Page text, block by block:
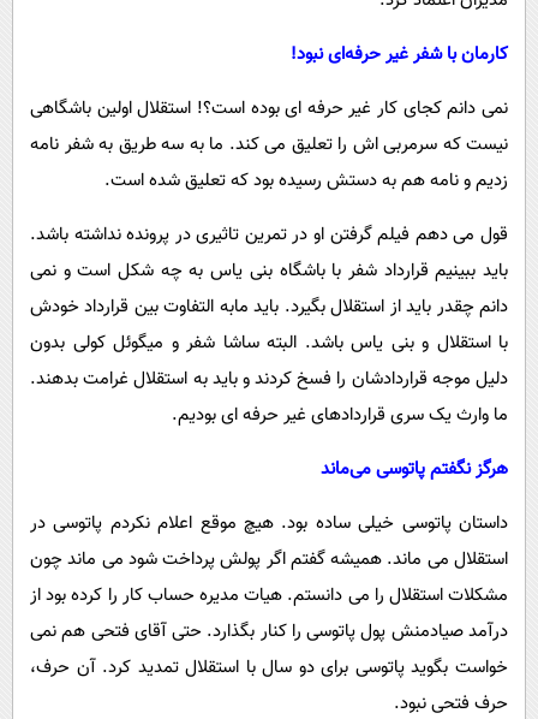
کارمان با شفر غیر حرفه‌ای نبود!
نمی دانم کجای کار غیر حرفه ای بوده است؟! استقلال اولین باشگاهی
نیست که سرمربی اش را تعلیق می کند. ما به سه طریق به شفر نامه
زدیم و نامه هم به دستش رسیده بود که تعلیق شده است.
قول می دهم فیلم گرفتن او در تمرین تاثیری در پرونده نداشته باشد.
باید ببینیم قرارداد شفر با باشگاه بنی یاس به چه شکل است و نمی
دانم چقدر باید از استقلال بگیرد. باید مابه التفاوت بین قرارداد خودش
با استقلال و بنی یاس باشد. البته ساشا شفر و میگوئل کولی بدون
دلیل موجه قراردادشان را فسخ کردند و باید به استقلال غرامت بدهند.
ما وارث یک سری قراردادهای غیر حرفه ای بودیم.
هرگز نگفتم پاتوسی می‌ماند
داستان پاتوسی خیلی ساده بود. هیچ موقع اعلام نکردم پاتوسی در
استقلال می ماند. همیشه گفتم اگر پولش پرداخت شود می ماند چون
مشکلات استقلال را می دانستم. هیات مدیره حساب کار را کرده بود از
درآمد صیادمنش پول پاتوسی را کنار بگذارد. حتی آقای فتحی هم نمی
خواست بگوید پاتوسی برای دو سال با استقلال تمدید کرد. آن حرف،
حرف فتحی نبود.